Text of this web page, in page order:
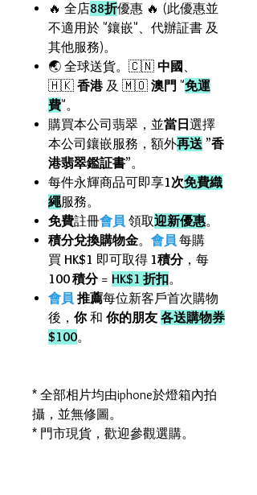
🔥 全店88折優惠 🔥 (此優惠並
不適用於 "鑲嵌"、代辦証書 及
其他服務)。
🌏 全球送貨。🇨🇳 中國 、
🇭🇰 香港及 🇲🇴 澳門 "免運
費"。
購買本公司翡翠，並當日 選擇
本公司鑲嵌服務，額外再送 ”香
港翡翠鑑証書”。
每件永輝商品可即享1次免費織
繩服務。
免費註冊會員 領取迎新優惠。
積分兌換購物金。 會員 每購
買 HK$1 即可取得 1積分，每
100 積分= HK$1 折扣。
會員 推薦每位新客戶首次購物
後， 你和 你的朋友 各送購物券
$100。
* 全部相片均由iphone於燈箱內拍
攝，並無修圖。
* 門市現貨，歡迎參觀選購。